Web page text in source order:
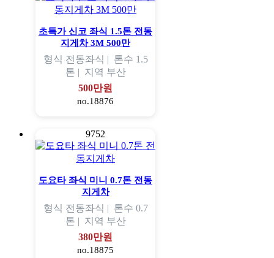
초특가 신코 좌식 1.5톤 전동
지게차 3M 500만
형식 전동좌식 | 톤수 1.5
톤 | 지역 부산
500만원
no.18876
9752
도요타 좌식 미니 0.7톤 전동
지게차
형식 전동좌식 | 톤수 0.7
톤 | 지역 부산
380만원
no.18875